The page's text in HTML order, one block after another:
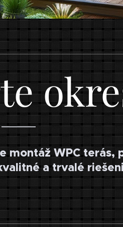
montáž WPC terás,
a trvalé